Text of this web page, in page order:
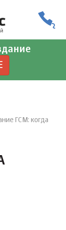
ГСМ: когда